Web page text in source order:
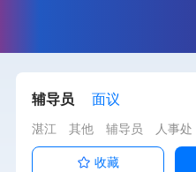
辅导员 面议
湛江 其他 辅导员
人事处
收藏